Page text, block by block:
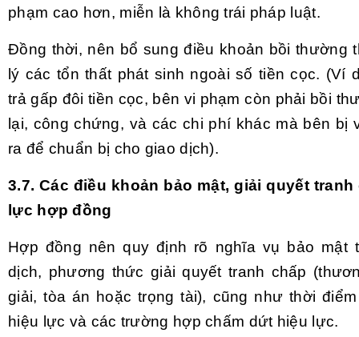
phạm cao hơn, miễn là không trái pháp luật.
Đồng thời, nên bổ sung điều khoản bồi thường
lý các tổn thất phát sinh ngoài số tiền cọc. (Ví
trả gấp đôi tiền cọc, bên vi phạm còn phải bồi
lại, công chứng, và các chi phí khác mà bên bị
ra để chuẩn bị cho giao dịch).
3.7. Các điều khoản bảo mật, giải quyết
lực hợp đồng
Hợp đồng nên quy định rõ nghĩa vụ bảo mật
dịch, phương thức giải quyết tranh chấp
giải, tòa án hoặc trọng tài), cũng như thời
hiệu lực và các trường hợp chấm dứt hiệu lực.